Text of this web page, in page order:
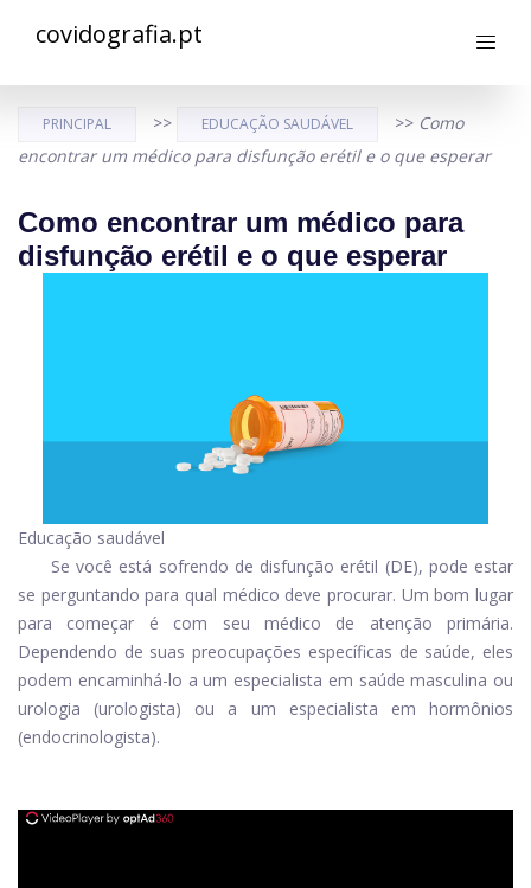
covidografia.pt
PRINCIPAL >> EDUCAÇÃO SAUDÁVEL >> Como
encontrar um médico para disfunção erétil e o que esperar
Como encontrar um médico para
disfunção erétil e o que esperar
Educação saudável
Se você está sofrendo de disfunção erétil (DE), pode estar
se perguntando para qual médico deve procurar. Um bom lugar
para começar é com seu médico de atenção primária.
Dependendo de suas preocupações específicas de saúde, eles
podem encaminhá-lo a um especialista em saúde masculina ou
urologia (urologista) ou a um especialista em hormônios
(endocrinologista).